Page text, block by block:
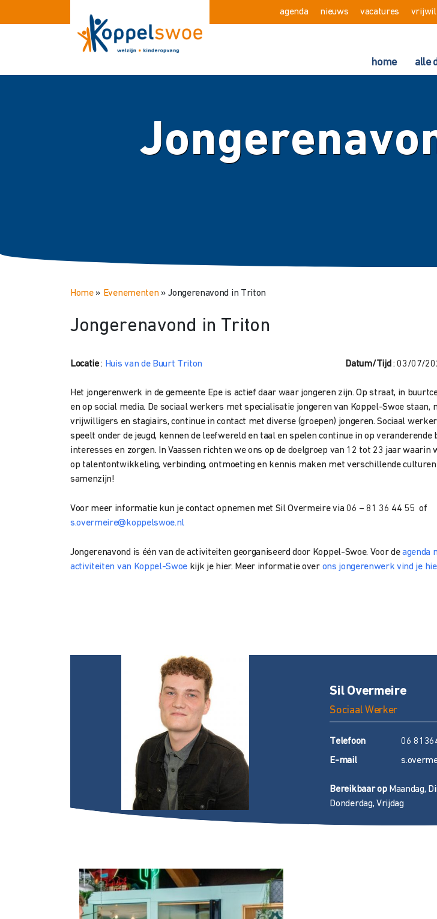
agenda nieuws vacatures
home alle
Home» Evenementen»Jongerenavond in Triton
Jongerenavond in Triton
Locatie: Huis van de Buurt Triton Datum/Tijd : 03/07/
Het jongerenwerk in de gemeente Epe is actief daar waar jongeren zijn. Op straat, in
en op social media. De sociaal werkers met specialisatie jongeren van Koppel-Swoe staan,
vrijwilligers en stagiairs, continue in contact met diverse (groepen) jongeren. Sociaal
speelt onder de jeugd, kennen de leefwereld en taal en spelen continue in op veranderende
interesses en zorgen. In Vaassen richten we ons op de doelgroep van 12 tot 23 jaar waarin
op talentontwikkeling, verbinding, ontmoeting en kennis maken met verschillende
samenzijn!
Voor meer informatie kun je contact opnemen met Sil Overmeire via 06 – 81 36 44 55 of
s.overmeire@koppelswoe.nl
Jongerenavond is één van de activiteiten georganiseerd door Koppel-Swoe. Voor deagenda
activiteiten van Koppel-Swoe kijk je hier. Meer informatie over ons jongerenwerk vind je
Sil Overmeire
Sociaal Werker
Telefoon
06
E-mail
Bereikbaar opMaandag,
Donderdag, Vrijdag